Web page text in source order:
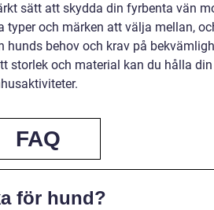
sätt att skydda din fyrbenta vän
och märken att välja mellan,
behov och krav på
storlek och material kan du hålla
FAQ
för hund?